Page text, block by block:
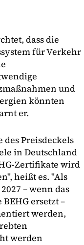
dass die
für Verkehr
und
könnten
er.
des Preisdeckels
in Deutschland
Zertifikate wird
heißt es. "Als
– wenn das
ersetzt –
werden,
werden